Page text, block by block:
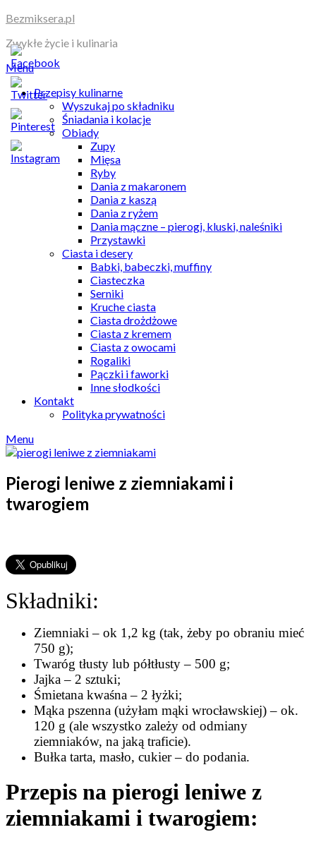
Skip
content
Bezmiksera.pl
Zwykłe życie i kulinaria
Menu
Przepisy kulinarne
Wyszukaj po składniku
Śniadania i kolacje
Obiady
Zupy
Mięsa
Ryby
Dania z makaronem
Dania z kaszą
Dania z ryżem
Dania mączne – pierogi, kluski, naleśniki
Przystawki
Ciasta i desery
Babki, babeczki, muffiny
Ciasteczka
Serniki
Kruche ciasta
Ciasta drożdżowe
Ciasta z kremem
Ciasta z owocami
Rogaliki
Pączki i faworki
Inne słodkości
Kontakt
Polityka prywatności
Menu
Pierogi leniwe z ziemniakami i
twarogiem
Składniki:
Ziemniaki – ok 1,2 kg (tak, żeby po obraniu mieć
750 g);
Twaróg tłusty lub półtłusty – 500 g;
Jajka – 2 sztuki;
Śmietana kwaśna – 2 łyżki;
Mąka pszenna (użyłam mąki wrocławskiej) – ok.
120 g (ale wszystko zależy od odmiany
ziemniaków, na jaką traficie).
Bułka tarta, masło, cukier – do podania.
Przepis na pierogi leniwe z
ziemniakami i twarogiem: